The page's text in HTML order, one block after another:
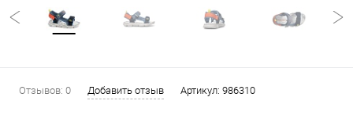
Отзывов: 0 Добавить отзыв Артикул: 986310